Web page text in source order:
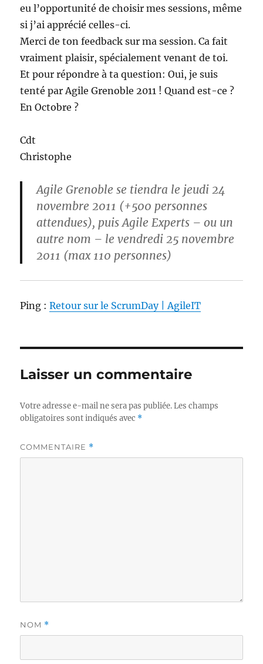
eu l’opportunité de choisir mes sessions, même
si j’ai apprécié celles-ci.
Merci de ton feedback sur ma session. Ca fait
vraiment plaisir, spécialement venant de toi.
Et pour répondre à ta question: Oui, je suis
tenté par Agile Grenoble 2011 ! Quand est-ce ?
En Octobre ?
Cdt
Christophe
Agile Grenoble se tiendra le jeudi 24
novembre 2011 (+500 personnes
attendues), puis Agile Experts – ou un
autre nom – le vendredi 25 novembre
2011 (max 110 personnes)
Ping :Retour sur le ScrumDay | AgileIT
Laisser un commentaire
Votre adresse e-mail ne sera pas publiée. Les champs
obligatoires sont indiqués avec *
COMMENTAIRE *
NOM *